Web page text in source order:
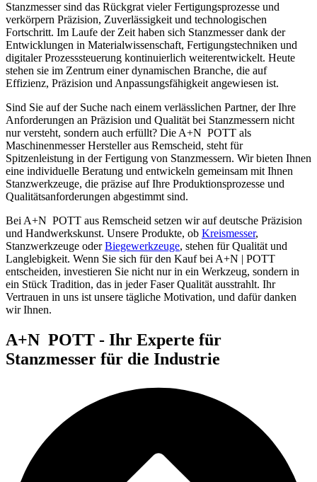
Stanzmesser sind das Rückgrat vieler Fertigungsprozesse und
verkörpern Präzision, Zuverlässigkeit und technologischen
Fortschritt. Im Laufe der Zeit haben sich Stanzmesser dank der
Entwicklungen in Materialwissenschaft, Fertigungstechniken und
digitaler Prozesssteuerung kontinuierlich weiterentwickelt. Heute
stehen sie im Zentrum einer dynamischen Branche, die auf
Effizienz, Präzision und Anpassungsfähigkeit angewiesen ist.
Sind Sie auf der Suche nach einem verlässlichen Partner, der Ihre
Anforderungen an Präzision und Qualität bei Stanzmessern nicht
nur versteht, sondern auch erfüllt? Die A+N POTT als
Maschinenmesser Hersteller aus Remscheid, steht für
Spitzenleistung in der Fertigung von Stanzmessern. Wir bieten Ihnen
eine individuelle Beratung und entwickeln gemeinsam mit Ihnen
Stanzwerkzeuge, die präzise auf Ihre Produktionsprozesse und
Qualitätsanforderungen abgestimmt sind.
Bei A+N POTT aus Remscheid setzen wir auf deutsche Präzision
und Handwerkskunst. Unsere Produkte, ob Kreismesser,
Stanzwerkzeuge oderBiegewerkzeuge, stehen für Qualität und
Langlebigkeit. Wenn Sie sich für den Kauf bei A+N | POTT
entscheiden, investieren Sie nicht nur in ein Werkzeug, sondern in
ein Stück Tradition, das in jeder Faser Qualität ausstrahlt. Ihr
Vertrauen in uns ist unsere tägliche Motivation, und dafür danken
wir Ihnen.
A+N POTT - Ihr Experte für
Stanzmesser für die Industrie